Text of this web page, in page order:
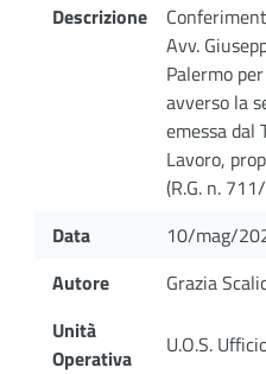
Descrizione
Avv.
Palermo
avverso la
emessa dal
Lavoro,
(R.G. n.
Data
10/mag/
Autore
Grazia
Unità
Operativa
U.O.S.